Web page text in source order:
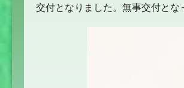
交付となりました。無事交付とな